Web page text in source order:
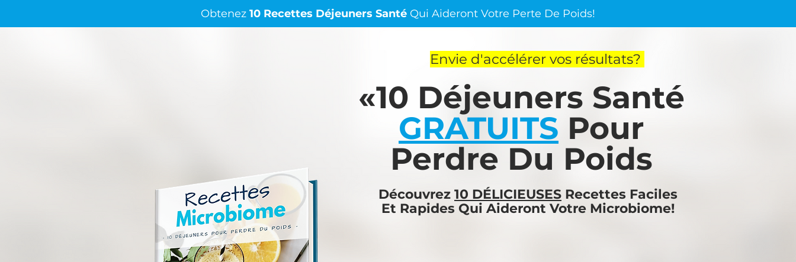
Obtenez 10 Recettes Déjeuners Santé Qui Aideront Votre Perte De Poids!
Envie d'accélérer vos résultats?
«10 Déjeuners Santé
GRATUITS Pour
Perdre Du Poids
Découvrez 10 DÉLICIEUSES Recettes Faciles
Et Rapides Qui Aideront Votre Microbiome!